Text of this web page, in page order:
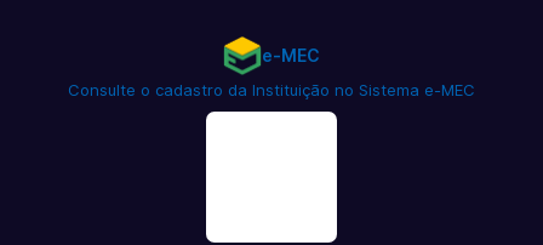
e-MEC
Consulte o cadastro da Instituição no Sistema e-MEC